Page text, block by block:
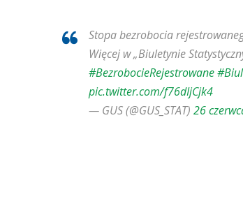
Stopa bezrobocia
Więcej w „Biuletynie
#BezrobocieRejestrowane
pic.twitter.com/f76dIjCjk4
— GUS (@GUS_STAT) 26